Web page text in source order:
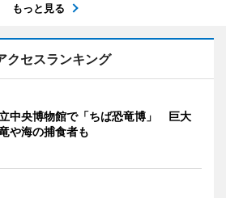
もっと見る
クセスランキング
中央博物館で「ちば恐竜博」 巨大
や海の捕食者も